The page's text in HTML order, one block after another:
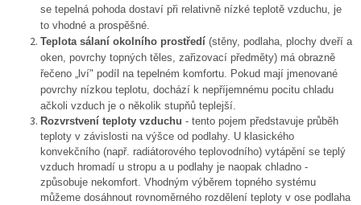
se tepelná pohoda dostaví při relativně nízké teplotě vzduchu, je
to vhodné a prospěšné.
Teplota sálaní okolního prostředí (stěny, podlaha, plochy dveří a
oken, povrchy topných těles, zařizovací předměty) má obrazně
řečeno „lví" podíl na tepelném komfortu. Pokud mají jmenované
povrchy nízkou teplotu, dochází k nepříjemnému pocitu chladu
ačkoli vzduch je o několik stupňů teplejší.
Rozvrstvení teploty vzduchu - tento pojem představuje průběh
teploty v závislosti na výšce od podlahy. U klasického
konvekčního (např. radiátorového teplovodního) vytápění se teplý
vzduch hromadí u stropu a u podlahy je naopak chladno -
způsobuje nekomfort. Vhodným výběrem topného systému
můžeme dosáhnout rovnoměrného rozdělení teploty v ose podlaha